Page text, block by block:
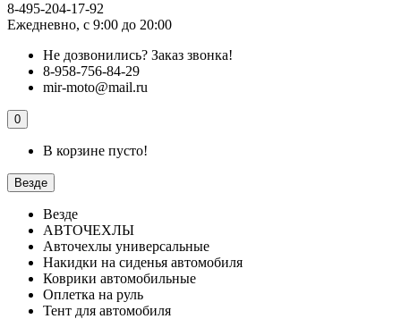
8-495-204-17-92
Ежедневно, с 9:00 до 20:00
Не дозвонились? Заказ звонка!
8-958-756-84-29
mir-moto@mail.ru
0
В корзине пусто!
Везде
Везде
АВТОЧЕХЛЫ
Авточехлы универсальные
Накидки на сиденья автомобиля
Коврики автомобильные
Оплетка на руль
Тент для автомобиля